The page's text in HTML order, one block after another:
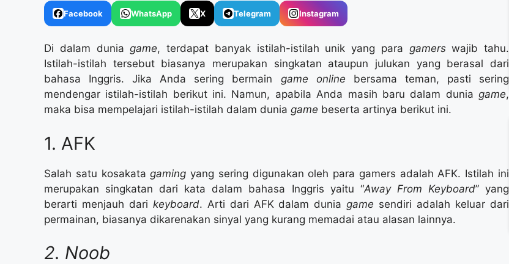
Facebook WhatsApp X Telegram Instagram
Di dalam duniagame, terdapat banyak istilah-istilah unik yang para gamerswajib tahu.
Istilah-istilah tersebut biasanya merupakan singkatan ataupun julukan yang berasal dari
bahasa Inggris. Jika Anda sering bermain game online bersama teman, pasti sering
mendengar istilah-istilah berikut ini. Namun, apabila Anda masih baru dalam dunia game,
maka bisa mempelajari istilah-istilah dalam dunia game beserta artinya berikut ini.
1. AFK
Salah satu kosakatagaming yang sering digunakan oleh para gamers adalah AFK. Istilah ini
merupakan singkatan dari kata dalam bahasa Inggris yaitu “Away From Keyboard” yang
berarti menjauh dari keyboard. Arti dari AFK dalam duniagame sendiri adalah keluar dari
permainan, biasanya dikarenakan sinyal yang kurang memadai atau alasan lainnya.
2. Noob